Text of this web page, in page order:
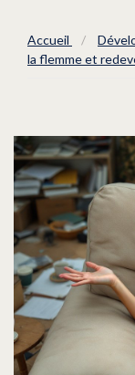
Accueil /
la flemme et